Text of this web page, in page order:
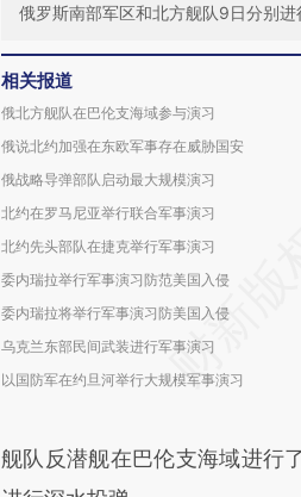
俄罗斯南部军区和北方舰队9日分别
相关报道
俄北方舰队在巴伦支海域参与演习
俄说北约加强在东欧军事存在威胁国安
俄战略导弹部队启动最大规模演习
北约在罗马尼亚举行联合军事演习
北约先头部队在捷克举行军事演习
委内瑞拉举行军事演习防范美国入侵
委内瑞拉将举行军事演习防美国入侵
乌克兰东部民间武装进行军事演习
以国防军在约旦河举行大规模军事演习
舰队反潜舰在巴伦支海域进行